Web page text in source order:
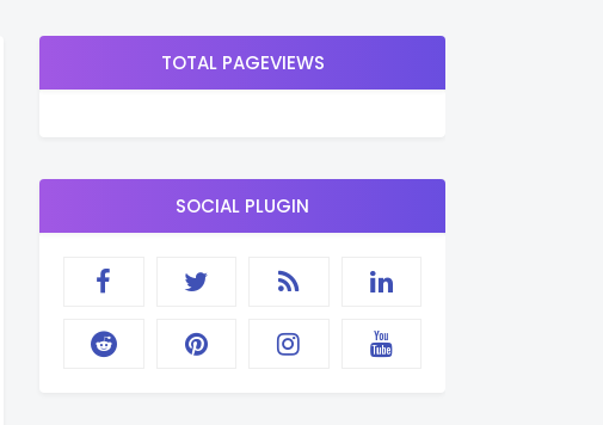
TOTAL PAGEVIEWS
SOCIAL PLUGIN